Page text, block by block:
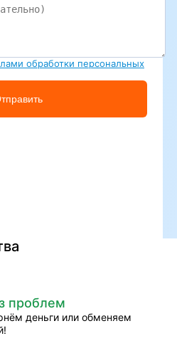
обработки персональных
проблем
деньги или обменяем